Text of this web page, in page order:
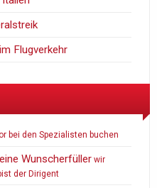
Flugverkehr
bei den Spezialisten buchen
Wunscherfüller wir
der Dirigent